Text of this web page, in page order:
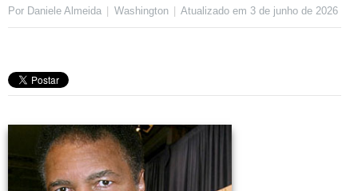
Por Daniele Almeida Washington Atualizado em 3 de junho de 2026